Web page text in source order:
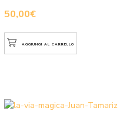
50,00€
AGGIUNGI AL CARRELLO